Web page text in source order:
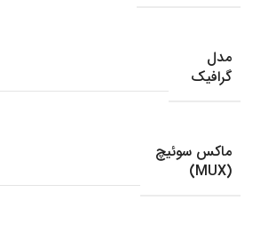
مدل
گرافیک
ماکس سوئیچ
(MUX)